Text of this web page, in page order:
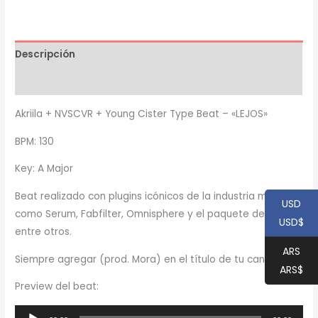
Descripción
Akriila + NVSCVR + Young Cister Type Beat – «LEJOS»
BPM: 130
Key: A Major
Beat realizado con plugins icónicos de la industria musical,
como Serum, Fabfilter, Omnisphere y el paquete de Waves,
entre otros.
Siempre agregar (prod. Mora) en el título de tu canción
Preview del beat:
Reproductor
USD
USD$
ARS
ARS$